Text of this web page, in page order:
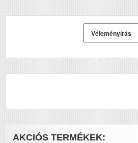
Véleményírás
AKCIÓS TERMÉKEK: